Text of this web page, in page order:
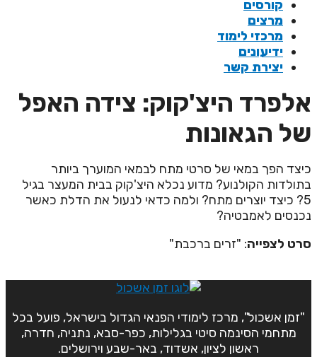
קורסים
מרצים
מרכזי לימוד
ידיעונים
יצירת קשר
היצ'קוק: צידה האפל
הגאונות
הפך במאי של סרטי מתח לבמאי המוערך ביותר
הקולנוע? מדוע נכלא היצ'קוק בבית המעצר בגיל
5? כיצד יוצרים מתח? ולמה כדאי לנעול את הדלת כאשר
לאמבטיה?
לצפייה: "זרים ברכבת"
"זמן אשכול", מרכז לימודי הפנאי הגדול בישראל, פועל בכל
מתחמי הסינמה סיטי בגלילות, כפר-סבא, נתניה, חדרה,
ראשון לציון, אשדוד, באר-שבע וירושלים.